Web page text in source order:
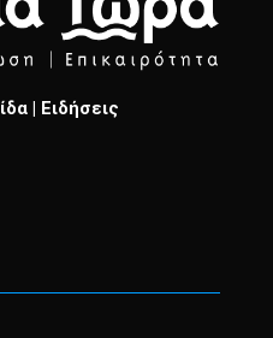
| Ειδήσεις